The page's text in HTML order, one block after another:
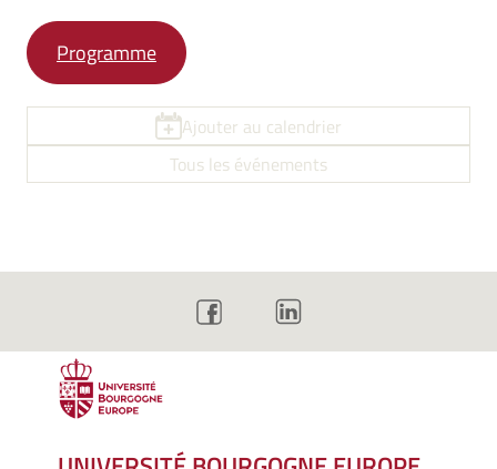
Programme
Ajouter au calendrier
Tous les événements